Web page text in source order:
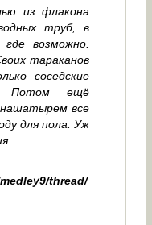
из флакона
труб, в
возможно.
тараканов
соседские
Потом ещё
все
для пола. Уж
thread/